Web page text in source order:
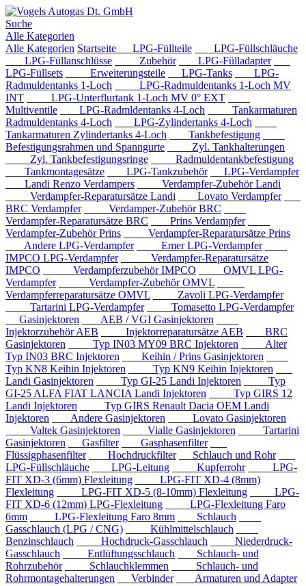
Suche
Alle Kategorien
Alle Kategorien Startseite LPG-Füllteile
LPG-Füllschläuche
LPG-Füllanschlüsse
Zubehör
LPG-Fülladapter
LPG-Füllsets
Erweiterungsteile LPG-Tanks
LPG-
Radmuldentanks 1-Loch
LPG-Radmuldentanks 1-Loch MV
INT
LPG-Unterflurtank 1-Loch MV 0° EXT
Multiventile
LPG-Radmldentanks 4-Loch
Tankarmaturen
Radmuldentanks 4-Loch
LPG-Zylindertanks 4-Loch
Tankarmaturen Zylindertanks 4-Loch
Tankbefestigung
Befestigungsrahmen und Spanngurte
Zyl. Tankhalterungen
Zyl. Tankbefestigungsringe
Radmuldentankbefestigung
Tankmontagesätze
LPG-Tankzubehör
LPG-Verdampfer
Landi Renzo Verdampers
Verdampfer-Zubehör Landi
Verdampfer-Reparatursätze Landi
Lovato Verdampfer
BRC Verdampfer
Verdamper-Zubehör BRC
Verdampfer-Reparatursätze BRC
Prins Verdampfer
Verdampfer-Zubehör Prins
Verdampfer-Reparatursätze Prins
Andere LPG-Verdampfer
Emer LPG-Verdampfer
IMPCO LPG-Verdampfer
Verdampfer-Reparatursätze
IMPCO
Verdampferzubehör IMPCO
OMVL LPG-
Verdampfer
Verdampfer-Zubehör OMVL
Verdampferreparatursätze OMVL
Zavoli LPG-Verdampfer
Tartarini LPG-Verdampfer
Tomasetto LPG-Verdampfer
Gasinjektoren
AEB / VGI Gasinjektoren
Injektorzubehör AEB
Injektorreparatursätze AEB
BRC
Gasinjektoren
Typ IN03 MY09 BRC Injektoren
Alter
Typ IN03 BRC Injektoren
Keihin / Prins Gasinjektoren
Typ KN8 Keihin Injektoren
Typ KN9 Keihin Injektoren
Landi Gasinjektoren
Typ GI-25 Landi Injektoren
Typ
GI-25 ALFA FIAT LANCIA Landi Injektoren
Typ GIRS 12
Landi Injektoren
Typ GIRS Renault Dacia OEM Landi
Injektoren
Andere Gasinjektoren
Lovato Gasinjektoren
Valtek Gasinjektoren
Vialle Gasinjektoren
Tartarini
Gasinjektoren
Gasfilter
Gasphasenfilter
Flüssigphasenfilter
Hochdruckfilter
Schlauch und Rohr
LPG-Füllschläuche
LPG-Leitung Kupferrohr
LPG-
FIT XD-3 (6mm) Flexleitung
LPG-FIT XD-4 (8mm)
Flexleitung
LPG-FIT XD-5 (8-10mm) Flexleitung
LPG-
FIT XD-6 (12mm) LPG-Flexleitung
LPG-Flexleitung Faro
6mm
LPG-Flexleitung Faro 8mm
Schlauch
Gasschlauch (LPG / CNG)
Kühlmittelschlauch
Benzinschlauch
Hochdruck-Gasschlauch
Niederdruck-
Gasschlauch
Entlüftungsschlauch
Schlauch- und
Rohrzubehör
Schlauchklemmen
Schlauch- und
Rohrmontagehalterungen
Verbinder
Armaturen und Adapter